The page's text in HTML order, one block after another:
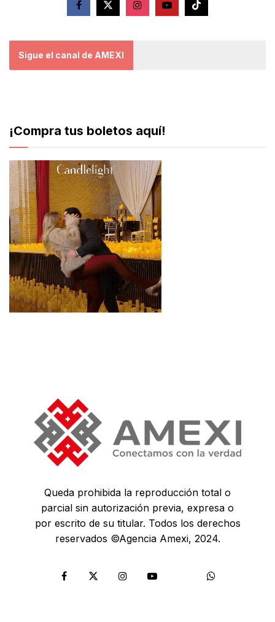
Sigue el canal de AMEXI
¡Compra tus boletos aquí!
Queda prohibida la reproducción total o
parcial sin autorización previa, expresa o
por escrito de su titular. Todos los derechos
reservados ©Agencia Amexi, 2024.